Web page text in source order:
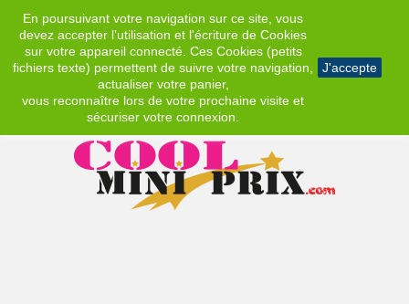
En poursuivant votre navigation sur ce site, vous
devez accepter l’utilisation et l'écriture de Cookies
sur votre appareil connecté. Ces Cookies (petits
fichiers texte) permettent de suivre votre navigation,
actualiser votre panier,
vous reconnaître lors de votre prochaine visite et
sécuriser votre connexion.
J'accepte
EUR